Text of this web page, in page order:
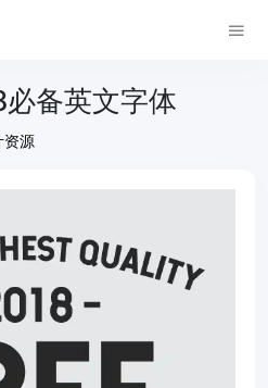
备英文字体
资源